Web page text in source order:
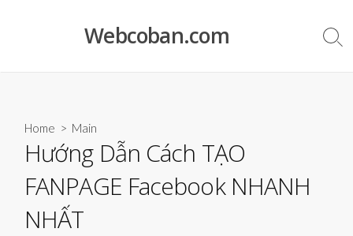
Webcoban.com
Home > Main
Hướng Dẫn Cách TẠO
FANPAGE Facebook NHANH
NHẤT